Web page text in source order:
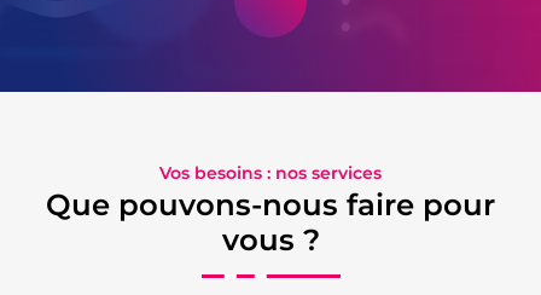
Vos besoins : nos services
Que pouvons-nous faire pour
vous ?